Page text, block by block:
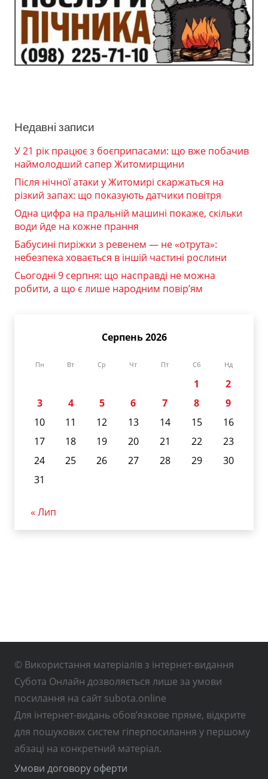
Недавні записи
У 21 рік працює з боєприпасами: що вже побачив
наймолодший сапер Житомирщини
Після нічної атаки у Житомирі скаржаться на
різкий запах: що показують датчики повітря
Одна цифра на пральній машині покаже, скільки
води йде на кожне прання
Бабусині пиріжки з ревенем — не «отрута»:
небезпека ховається в іншій частині рослини
Сьогодні 9 серпня: що насправді не можна
робити, а що є лише народним повір’ям
Серпень 2026
Пн Вт Ср Чт Пт Сб Нд
1
2
3
4 5 6 7 8
9
10
11 12 13 14 15
16
17
18 19 20 21 22
23
24
25 26 27 28 29
30
31
« Лип
© Використання матеріалів з інтернет-видання
Субота Онлайн дозволяється лише за умови
посилання на сайт subota.online
Для інтернет-видань обов’язкове пряме, відкрите
для пошукових систем гіперпосилання у першому
абзаці на конкретний матеріал.
Умови договору оферти